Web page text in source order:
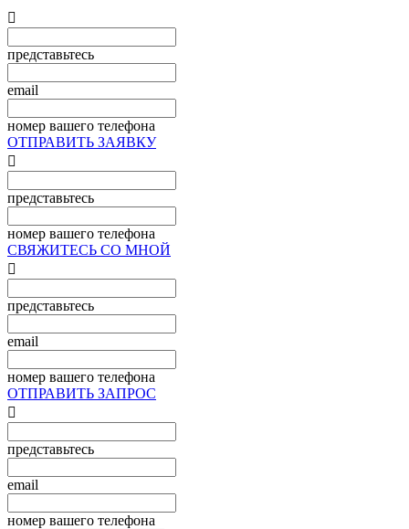

представьтесь
email
номер вашего телефона
ОТПРАВИТЬ ЗАЯВКУ

представьтесь
номер вашего телефона
СВЯЖИТЕСЬ СО МНОЙ

представьтесь
email
номер вашего телефона
ОТПРАВИТЬ ЗАПРОС

представьтесь
email
номер вашего телефона